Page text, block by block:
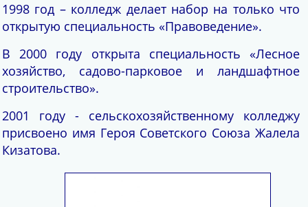
1998 год – колледж делает набор на только что
открытую специальность «Правоведение».
В 2000 году открыта специальность «Лесное
хозяйство, садово-парковое и ландшафтное
строительство».
2001 году - сельскохозяйственному колледжу
присвоено имя Героя Советского Союза Жалела
Кизатова.